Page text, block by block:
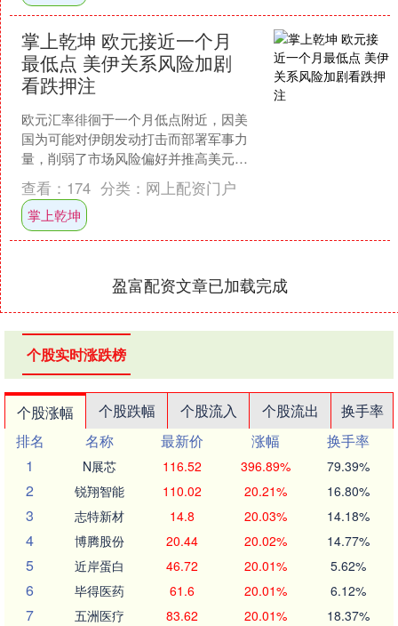
掌上乾坤 欧元接近一个月
最低点 美伊关系风险加剧
看跌押注
欧元汇率徘徊于一个月低点附近，因美
国为可能对伊朗发动打击而部署军事力
量，削弱了市场风险偏好并推高美元。
本周欧元已下跌约0.8%，创下三个月来
最差表现，并势将在....
查看： 174 分类： 网上配资门户
掌上乾坤
盈富配资文章已加载完成
个股实时涨跌榜
个股涨幅 个股跌幅 个股流入 个股流出
换手率
排名
名称 最新价 涨幅
换手率
1
N展芯 116.52 396.89% 79.39%
2 锐翔智能 110.02 20.21% 16.80%
3 志特新材 14.8 20.03% 14.18%
4 博腾股份 20.44 20.02% 14.77%
5 近岸蛋白 46.72 20.01% 5.62%
6 毕得医药 61.6 20.01% 6.12%
7 五洲医疗 83.62 20.01% 18.37%